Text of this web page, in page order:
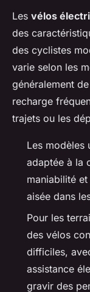
Les vélos
des
des cyclistes
varie selon les
généralement
recharge
trajets ou les
Les modèles
adaptée à la
maniabilité
aisée dans
Pour les
des vélos
difficiles,
assistance
gravir des